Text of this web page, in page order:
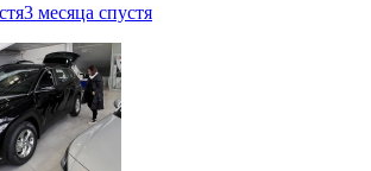
3 месяца спустя